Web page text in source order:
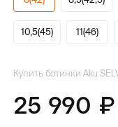
10,5(45) 11(46)
Купить ботинки Aku
25 990